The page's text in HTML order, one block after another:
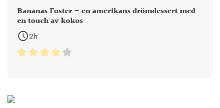
Bananas Foster – en amerikans drömdessert med
en touch av kokos
schedule2h